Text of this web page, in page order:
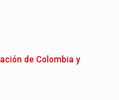
de Colombia y